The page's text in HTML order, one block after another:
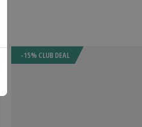
-15% CLUB DEAL